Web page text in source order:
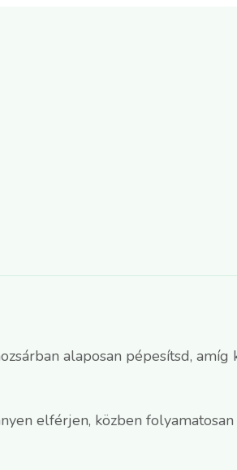
alaposan pépesítsd, amíg
elférjen, közben